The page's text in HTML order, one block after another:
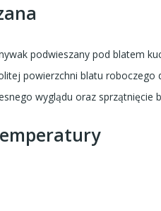
podwieszany pod blatem
powierzchni blatu roboczego
wyglądu oraz sprzątnięcie